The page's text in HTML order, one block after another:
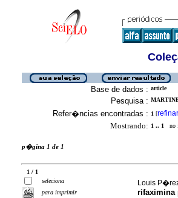
Base de dados : article
Pesquisa :
Refer�ncias encontradas : 1 [refinar
Mostrando: 1 .. 1 no
p�gina 1 de 1
1 / 1
seleciona
para imprimir
Louis
rifaximina